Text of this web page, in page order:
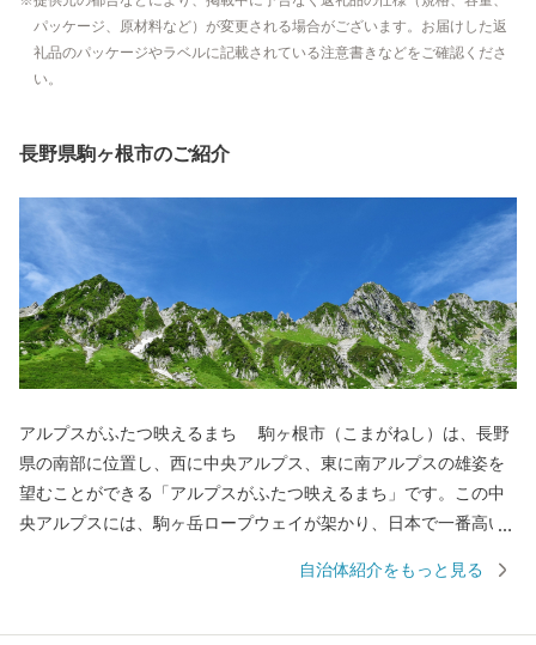
パッケージ、原材料など）が変更される場合がございます。お届けした返
礼品のパッケージやラベルに記載されている注意書きなどをご確認くださ
い。
長野県駒ヶ根市のご紹介
アルプスがふたつ映えるまち 駒ヶ根市（こまがねし）は、長野
県の南部に位置し、西に中央アルプス、東に南アルプスの雄姿を
望むことができる「アルプスがふたつ映えるまち」です。この中
央アルプスには、駒ヶ岳ロープウェイが架かり、日本で一番高い
太郎温泉郷などがあり、全国各地から観光客が訪れる風光明媚な
自治体紹介をもっと見る